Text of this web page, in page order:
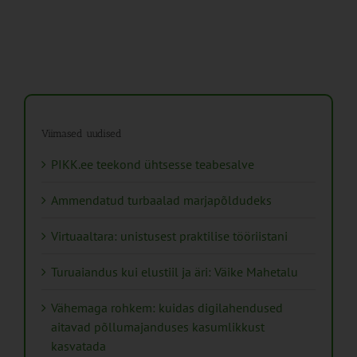
Viimased uudised
PIKK.ee teekond ühtsesse teabesalve
Ammendatud turbaalad marjapõldudeks
Virtuaaltara: unistusest praktilise tööriistani
Turuaiandus kui elustiil ja äri: Väike Mahetalu
Vähemaga rohkem: kuidas digilahendused
aitavad põllumajanduses kasumlikkust
kasvatada